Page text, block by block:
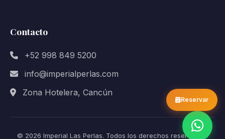
Contacto
+52 998 849 5200
info@imperialperlas.com
Zona Hotelera, Cancún
© 2026 Imperial Las Perlas. Todos los derechos reservados.
Reservar